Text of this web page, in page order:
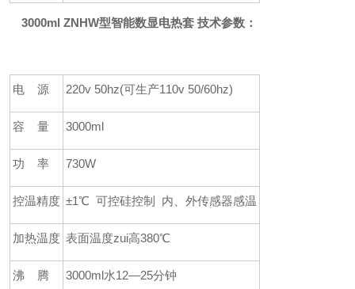
3000ml ZNHW型智能数显电热套 技术参数：
电 源 220v 50hz(可生产110v 50/60hz)
容 量 3000ml
功 率 730W
控温精度 ±1℃ 可控硅控制 内、外传感器感温
加热温度 表面温度zui高380℃
沸 腾 3000ml水12—25分钟